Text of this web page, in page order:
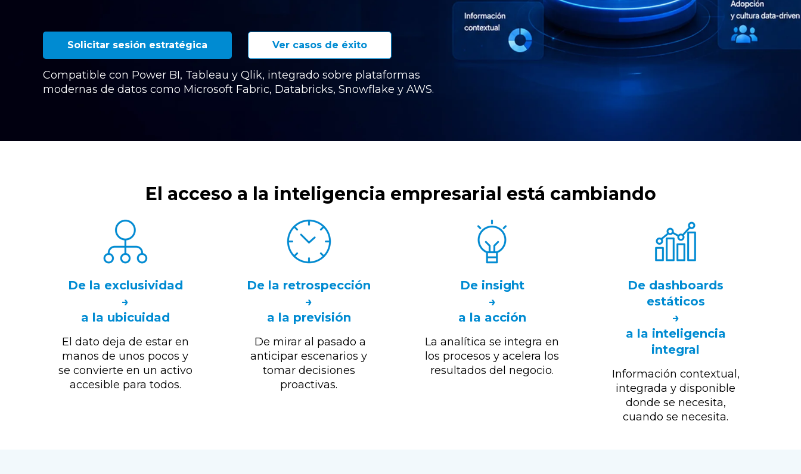
Solicitar sesión estratégica Ver casos de éxito
Compatible con Power BI, Tableau y Qlik, integrado sobre plataformas
modernas de datos como Microsoft Fabric, Databricks, Snowflake y AWS.
El acceso a la inteligencia empresarial está cambiando
De la exclusividad
→
a la ubicuidad
El dato deja de estar en
manos de unos pocos y
se convierte en un activo
accesible para todos.
De la retrospección
→
a la previsión
De mirar al pasado a
anticipar escenarios y
tomar decisiones
proactivas.
De insight
→
a la acción
La analítica se integra en
los procesos y acelera los
resultados del negocio.
De dashboards
estáticos
→
a la inteligencia
integral
Información contextual,
integrada y disponible
donde se necesita,
cuando se necesita.